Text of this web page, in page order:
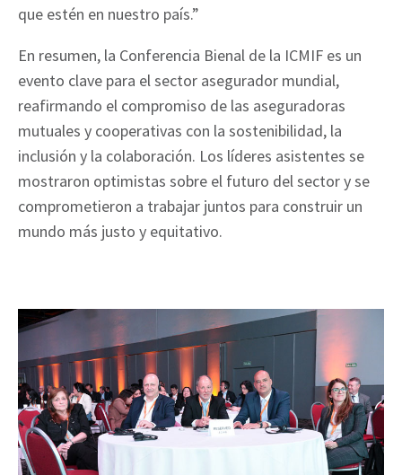
que estén en nuestro país.”
En resumen, la Conferencia Bienal de la ICMIF es un
evento clave para el sector asegurador mundial,
reafirmando el compromiso de las aseguradoras
mutuales y cooperativas con la sostenibilidad, la
inclusión y la colaboración. Los líderes asistentes se
mostraron optimistas sobre el futuro del sector y se
comprometieron a trabajar juntos para construir un
mundo más justo y equitativo.